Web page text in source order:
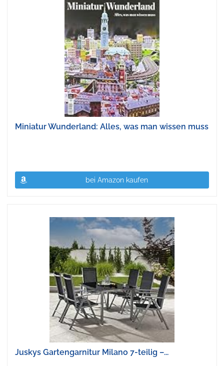
Miniatur Wunderland: Alles, was man wissen muss
bei Amazon kaufen
Juskys Gartengarnitur Milano 7-teilig –...